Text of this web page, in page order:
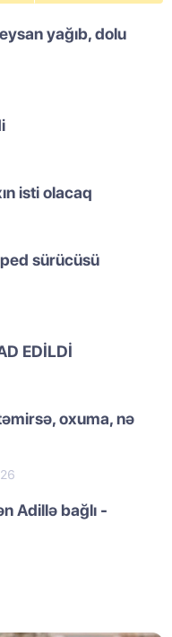
yağıb, dolu
isti olacaq
sürücüsü
EDİLDİ
oxuma, nə
Adillə bağlı -